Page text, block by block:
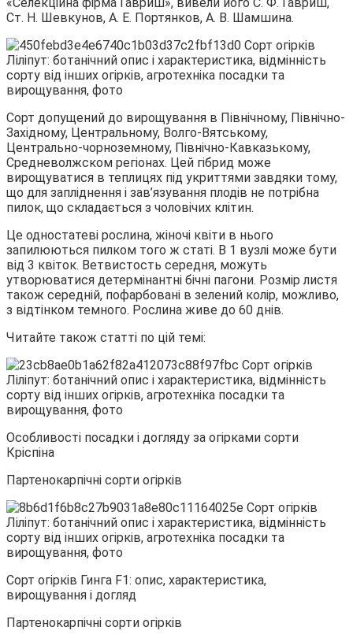
Ст. Н. Шевкунов, А. Е. Портянков, А. В. Шамшина.
Сорт допущений до вирощування в Північному, Північно-
Західному, Центральному, Волго-Вятському,
Центрально-чорноземному, Північно-Кавказькому,
Средневолжском регіонах. Цей гібрид може
вирощуватися в теплицях під укриттями завдяки тому,
що для запліднення і зав’язування плодів не потрібна
пилок, що складається з чоловічих клітин.
Це одностатеві рослина, жіночі квіти в нього
запилюються пилком того ж статі. В 1 вузлі може бути
від 3 квіток. Ветвистость середня, можуть
утворюватися детермінантні бічні пагони. Розмір листя
також середній, пофарбовані в зелений колір, можливо,
з відтінком темного. Рослина живе до 60 днів.
Читайте також статті по цій темі:
Особливості посадки і догляду за огірками сорти
Кріспіна
Партенокарпічні сорти огірків
Сорт огірків Гинга F1: опис, характеристика,
вирощування і догляд
Партенокарпічні сорти огірків